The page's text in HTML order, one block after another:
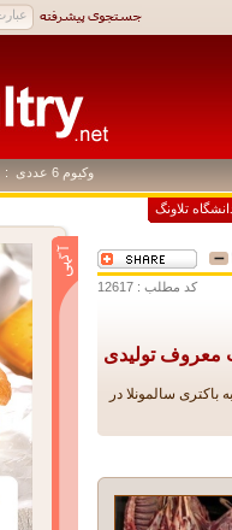
وکیوم 6 عددی : ۳۳,۰۰۰
تلاونگ
کد مطلب : 12617
قاچاق آلوده به باکتری سالمونلا در